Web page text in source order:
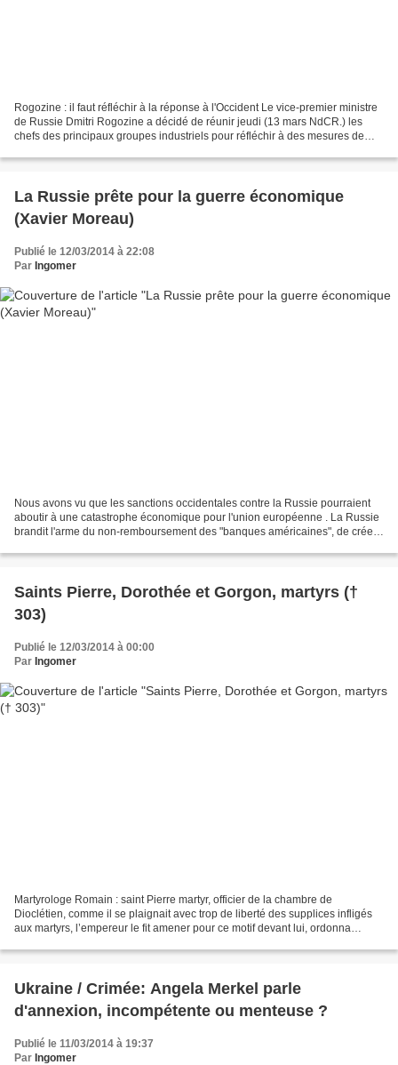
Rogozine : il faut réfléchir à la réponse à l'Occident Le vice-premier ministre
de Russie Dmitri Rogozine a décidé de réunir jeudi (13 mars NdCR.) les
chefs des principaux groupes industriels pour réfléchir à des mesures de
La Russie prête pour la guerre économique
(Xavier Moreau)
Publié le 12/03/2014 à 22:08
Par Ingomer
Nous avons vu que les sanctions occidentales contre la Russie pourraient
aboutir à une catastrophe économique pour l'union européenne . La Russie
brandit l'arme du non-remboursement des "banques américaines", de créer
Saints Pierre, Dorothée et Gorgon, martyrs (†
303)
Publié le 12/03/2014 à 00:00
Par Ingomer
Martyrologe Romain : saint Pierre martyr, officier de la chambre de
Dioclétien, comme il se plaignait avec trop de liberté des supplices infligés
aux martyrs, l’empereur le fit amener pour ce motif devant lui, ordonna
Ukraine / Crimée: Angela Merkel parle
d'annexion, incompétente ou menteuse ?
Publié le 11/03/2014 à 19:37
Par Ingomer